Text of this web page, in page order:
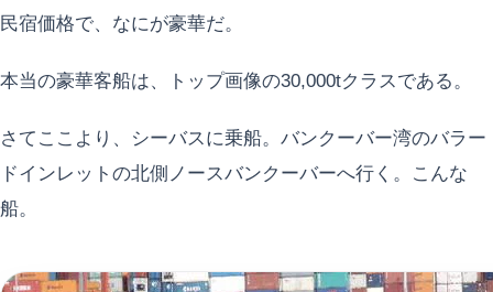
民宿価格で、なにが豪華だ。
本当の豪華客船は、トップ画像の30,000tクラスである。
さてここより、シーバスに乗船。バンクーバー湾のバラー
ドインレットの北側ノースバンクーバーへ行く。こんな
船。